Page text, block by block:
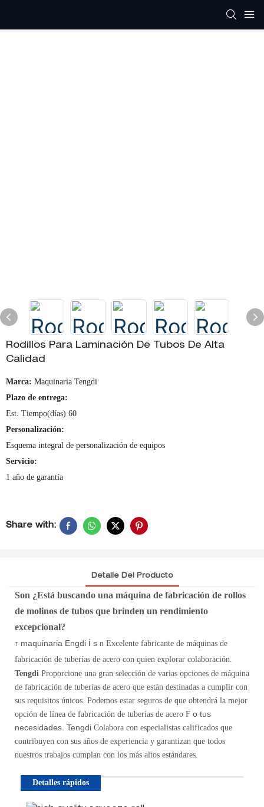
Rodillos Para Laminación De Tubos De Alta
Calidad
Marca: Maquinaria Tengdi
Plazo de entrega:
Est. Tiempo(días) 60
Personalización:
Esquema integral de personalización de equipos
Servicio:
1 año de garantía
Share with:
Detalle Del Producto
Son ¿Está buscando una máquina de fabricación de rollos
de molinos de tubos que brinden un rendimiento
excepcional?
T maquinaria Engdi i s n Excelente fabricante de máquinas de
fabricación de tuberías de acero con quien explorar colaboración.
Tengdi Proporcione una gran selección de varias opciones de máquina
de fabricación de tuberías de acero que están destinadas a cumplir con
sus requisitos únicos. Podemos estar seguros de que obtendrá la mejor
opción de línea de fabricación de tuberías de acero F o tus
necesidades. Tengdi Colabora con especialistas calificados que
contribuyen con sus años de experiencia y garantizan que todos
nuestros trabajos cumplan con los más altos estándares.
Detalles rápidos